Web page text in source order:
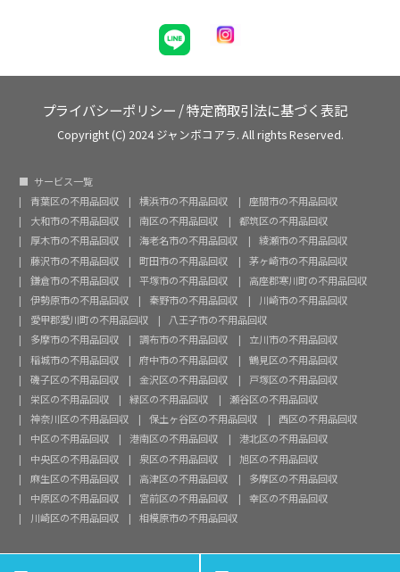
プライバシーポリシー /特定商取引法に基づく表記
Copyright (C) 2024 ジャンボコアラ. All rights Reserved.
サービス一覧
青葉区の不用品回収
横浜市の不用品回収
座間市の不用品回収
大和市の不用品回収
南区の不用品回収
都筑区の不用品回収
厚木市の不用品回収
海老名市の不用品回収
綾瀬市の不用品回収
藤沢市の不用品回収
町田市の不用品回収
茅ヶ崎市の不用品回収
鎌倉市の不用品回収
平塚市の不用品回収
高座郡寒川町の不用品回収
伊勢原市の不用品回収
秦野市の不用品回収
川崎市の不用品回収
愛甲郡愛川町の不用品回収
八王子市の不用品回収
多摩市の不用品回収
調布市の不用品回収
立川市の不用品回収
稲城市の不用品回収
府中市の不用品回収
鶴見区の不用品回収
磯子区の不用品回収
金沢区の不用品回収
戸塚区の不用品回収
栄区の不用品回収
緑区の不用品回収
瀬谷区の不用品回収
神奈川区の不用品回収
保土ヶ谷区の不用品回収
西区の不用品回収
中区の不用品回収
港南区の不用品回収
港北区の不用品回収
中央区の不用品回収
泉区の不用品回収
旭区の不用品回収
麻生区の不用品回収
高津区の不用品回収
多摩区の不用品回収
中原区の不用品回収
宮前区の不用品回収
幸区の不用品回収
川崎区の不用品回収
相模原市の不用品回収